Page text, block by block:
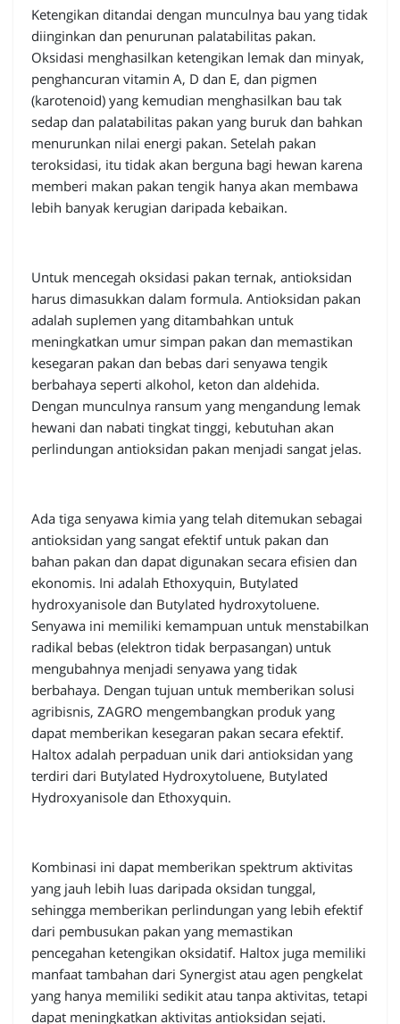
Ketengikan ditandai dengan munculnya bau yang tidak
diinginkan dan penurunan palatabilitas pakan.
Oksidasi menghasilkan ketengikan lemak dan minyak,
penghancuran vitamin A, D dan E, dan pigmen
(karotenoid) yang kemudian menghasilkan bau tak
sedap dan palatabilitas pakan yang buruk dan bahkan
menurunkan nilai energi pakan. Setelah pakan
teroksidasi, itu tidak akan berguna bagi hewan karena
memberi makan pakan tengik hanya akan membawa
lebih banyak kerugian daripada kebaikan.
Untuk mencegah oksidasi pakan ternak, antioksidan
harus dimasukkan dalam formula. Antioksidan pakan
adalah suplemen yang ditambahkan untuk
meningkatkan umur simpan pakan dan memastikan
kesegaran pakan dan bebas dari senyawa tengik
berbahaya seperti alkohol, keton dan aldehida.
Dengan munculnya ransum yang mengandung lemak
hewani dan nabati tingkat tinggi, kebutuhan akan
perlindungan antioksidan pakan menjadi sangat jelas.
Ada tiga senyawa kimia yang telah ditemukan sebagai
antioksidan yang sangat efektif untuk pakan dan
bahan pakan dan dapat digunakan secara efisien dan
ekonomis. Ini adalah Ethoxyquin, Butylated
hydroxyanisole dan Butylated hydroxytoluene.
Senyawa ini memiliki kemampuan untuk menstabilkan
radikal bebas (elektron tidak berpasangan) untuk
mengubahnya menjadi senyawa yang tidak
berbahaya. Dengan tujuan untuk memberikan solusi
agribisnis, ZAGRO mengembangkan produk yang
dapat memberikan kesegaran pakan secara efektif.
Haltox adalah perpaduan unik dari antioksidan yang
terdiri dari Butylated Hydroxytoluene, Butylated
Hydroxyanisole dan Ethoxyquin.
Kombinasi ini dapat memberikan spektrum aktivitas
yang jauh lebih luas daripada oksidan tunggal,
sehingga memberikan perlindungan yang lebih efektif
dari pembusukan pakan yang memastikan
pencegahan ketengikan oksidatif. Haltox juga memiliki
manfaat tambahan dari Synergist atau agen pengkelat
yang hanya memiliki sedikit atau tanpa aktivitas, tetapi
dapat meningkatkan aktivitas antioksidan sejati.